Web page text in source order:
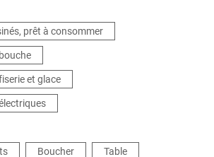
prêt à consommer
et glace
Boucher
Table